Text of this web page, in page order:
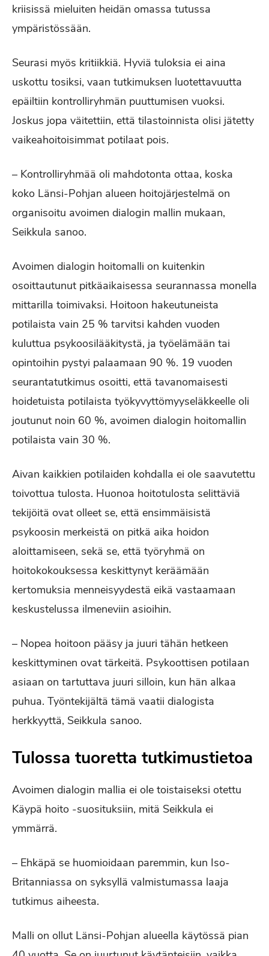
kriisissä mieluiten heidän omassa tutussa
ympäristössään.
Seurasi myös kritiikkiä. Hyviä tuloksia ei aina
uskottu tosiksi, vaan tutkimuksen luotettavuutta
epäiltiin kontrolliryhmän puuttumisen vuoksi.
Joskus jopa väitettiin, että tilastoinnista olisi jätetty
vaikeahoitoisimmat potilaat pois.
– Kontrolliryhmää oli mahdotonta ottaa, koska
koko Länsi-Pohjan alueen hoitojärjestelmä on
organisoitu avoimen dialogin mallin mukaan,
Seikkula sanoo.
Avoimen dialogin hoitomalli on kuitenkin
osoittautunut pitkäaikaisessa seurannassa monella
mittarilla toimivaksi. Hoitoon hakeutuneista
potilaista vain 25 % tarvitsi kahden vuoden
kuluttua psykoosilääkitystä, ja työelämään tai
opintoihin pystyi palaamaan 90 %. 19 vuoden
seurantatutkimus osoitti, että tavanomaisesti
hoidetuista potilaista työkyvyttömyyseläkkeelle oli
joutunut noin 60 %, avoimen dialogin hoitomallin
potilaista vain 30 %.
Aivan kaikkien potilaiden kohdalla ei ole saavutettu
toivottua tulosta. Huonoa hoitotulosta selittäviä
tekijöitä ovat olleet se, että ensimmäisistä
psykoosin merkeistä on pitkä aika hoidon
aloittamiseen, sekä se, että työryhmä on
hoitokokouksessa keskittynyt keräämään
kertomuksia menneisyydestä eikä vastaamaan
keskustelussa ilmeneviin asioihin.
– Nopea hoitoon pääsy ja juuri tähän hetkeen
keskittyminen ovat tärkeitä. Psykoottisen potilaan
asiaan on tartuttava juuri silloin, kun hän alkaa
puhua. Työntekijältä tämä vaatii dialogista
herkkyyttä, Seikkula sanoo.
Tulossa tuoretta tutkimustietoa
Avoimen dialogin mallia ei ole toistaiseksi otettu
Käypä hoito -suosituksiin, mitä Seikkula ei
ymmärrä.
– Ehkäpä se huomioidaan paremmin, kun Iso-
Britanniassa on syksyllä valmistumassa laaja
tutkimus aiheesta.
Malli on ollut Länsi-Pohjan alueella käytössä pian